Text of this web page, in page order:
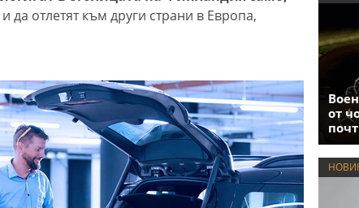
и да отлетят към други страни в Европа,
от